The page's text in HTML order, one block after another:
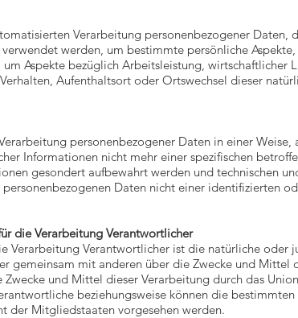
Verarbeitung personenbezogener Daten,
werden, um bestimmte persönliche
Aspekte bezüglich Arbeitsleistung, wirtschaftlicher
Aufenthaltsort oder Ortswechsel dieser
personenbezogener Daten in einer
Informationen nicht mehr einer spezifischen
gesondert aufbewahrt werden und technischen
Daten nicht einer identifizierten
die Verarbeitung Verantwortlicher
Verarbeitung Verantwortlicher ist die natürliche oder
gemeinsam mit anderen über die Zwecke und Mittel
Zwecke und Mittel dieser Verarbeitung durch das
beziehungsweise können die
der Mitgliedstaaten vorgesehen werden.